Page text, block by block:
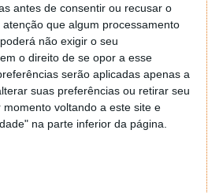
antes de consentir ou recusar o
atenção que algum processamento
não exigir o seu
o direito de se opor a esse
serão aplicadas apenas a
suas preferências ou retirar seu
voltando a este site e
na parte inferior da página.